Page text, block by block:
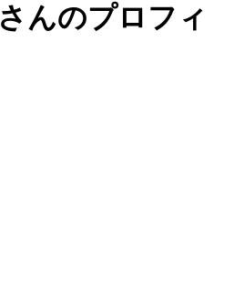
さんのプロフィ